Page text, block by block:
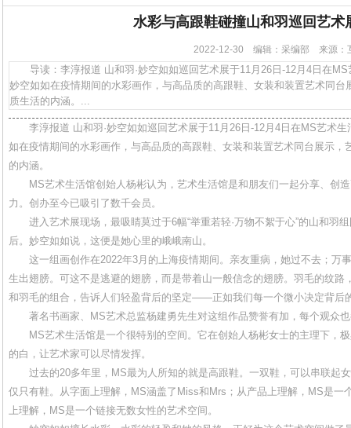
水彩与高跟鞋碰撞山和羽巡回艺术
2022-12-30 编辑：采编部 来源
导读：李淳报道 山和羽·妙空如如巡回艺术展于11月26日-12月4日在MS
妙空如如在疫情期间的水彩画作，与高品质的高跟鞋、女装和装置艺术同
质生活的内涵。...
李淳报道 山和羽·妙空如如巡回艺术展于11月26日-12月4日在MS艺术
如在疫情期间的水彩画作，与高品质的高跟鞋、女装和装置艺术同台展示，
的内涵。
MS艺术生活馆创始人杨彬认为，艺术生活馆是和朋友们一起分享、创
力。创办至今已吸引了数千会员。
进入艺术展现场，最吸睛莫过于6幅“举重若轻·万物不絮于心”的山和羽
后。妙空如如说，这便是她心里的峨峨南山。
这一组画创作在2022年3月的上海疫情期间。亲友重病，她过不去；万
生出翅膀。可这不是逃避的翅膀，而是带着山一般信念的翅膀。羽毛的纹路
和羽毛的组合，告诉人们轻盈背后的坚定——正如我们每一个微小决定背后
著名书画家、MS艺术总监杨建勇先生对这组作品赞誉有加，每个观众
MS艺术生活馆是一个很特别的空间。它在创始人杨彬女士的主理下，
的白，让艺术家可以尽情发挥。
过去的20多年里，MS最为人所知的就是高跟鞋。一双鞋，可以串联起
仅只有鞋。从字面上理解，MS涵盖了Miss和Mrs；从产品上理解，MS是一
上理解，MS是一个链接无数女性的艺术空间。